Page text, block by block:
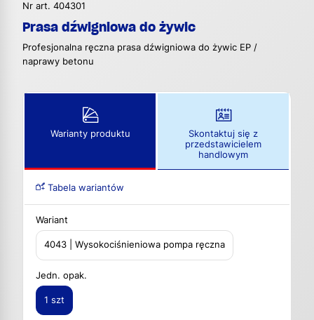
Nr art. 404301
Prasa dźwigniowa do żywic
Profesjonalna ręczna prasa dźwigniowa do żywic EP /
naprawy betonu
Warianty produktu
Skontaktuj się z
przedstawicielem
handlowym
Tabela wariantów
Wariant
4043 | Wysokociśnieniowa pompa ręczna
Jedn. opak.
1 szt